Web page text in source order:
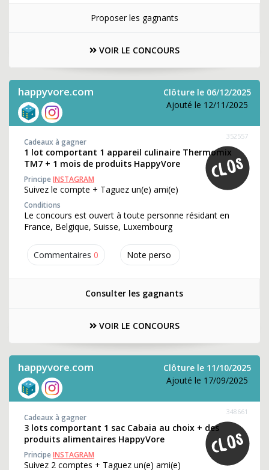
Proposer les gagnants
VOIR LE CONCOURS
happyvore.com
Clôture le 06/12/2025
Ajouté le 12/11/2025
Commentaires 0 Note perso
352557
Cadeaux à gagner
1 lot comportant 1 appareil culinaire Thermomix
TM7 + 1 mois de produits HappyVore
PrincipeINSTAGRAM
Suivez le compte + Taguez un(e) ami(e)
Conditions
Le concours est ouvert à toute personne résidant en
France, Belgique, Suisse, Luxembourg
Consulter les gagnants
VOIR LE CONCOURS
happyvore.com
Clôture le 11/10/2025
Ajouté le 17/09/2025
348661
Cadeaux à gagner
3 lots comportant 1 sac Cabaia au choix + des
produits alimentaires HappyVore
PrincipeINSTAGRAM
Suivez 2 comptes + Taguez un(e) ami(e)